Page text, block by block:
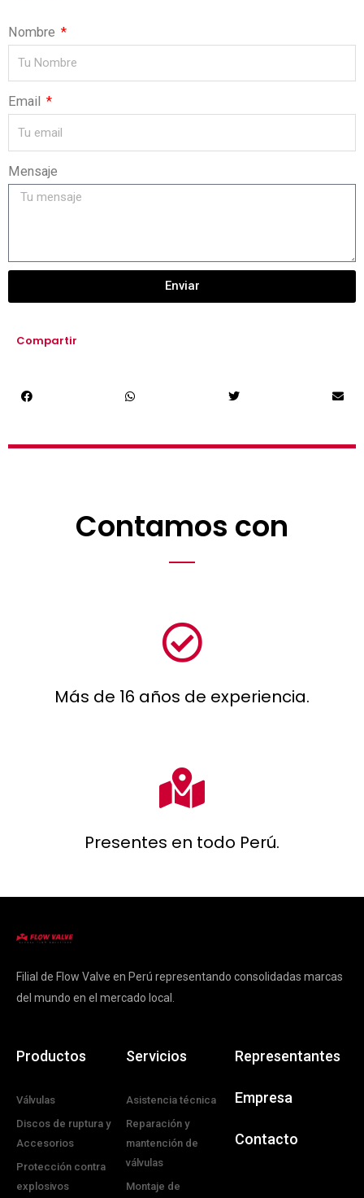
Nombre
Email
Mensaje
Enviar
Compartir
Contamos con
Más de 16 años de experiencia.
Presentes en todo Perú.
Filial de Flow Valve en Perú representando consolidadas marcas
del mundo en el mercado local.
Productos
Válvulas
Discos de ruptura y
Accesorios
Protección contra
explosivos
Servicios
Asistencia técnica
Reparación y
mantención de
válvulas
Montaje de
Representantes
Empresa
Contacto